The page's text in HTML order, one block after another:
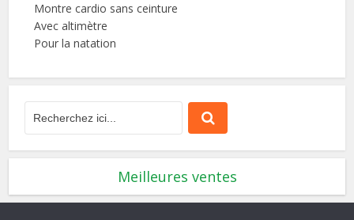
Montre cardio sans ceinture
Avec altimètre
Pour la natation
Meilleures ventes